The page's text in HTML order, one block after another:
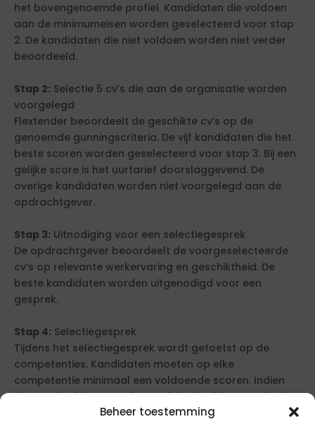
Beheer toestemming
het bovengenoemde profiel. Kandidaten die voldoen
aan de minimumeisen worden geselecteerd voor stap
2. De kandidaten die niet voldoen worden niet verder
beoordeeld.
Stap 2: Selectie 5 cv’s die aan de organisatie worden
voorgelegd
Flextender beoordeelt de geschikte cv’s op de
genoemde gunningscriteria. De vijf kandidaten die het
beste scoren worden geselecteerd voor stap 3. Bij een
gelijke score is het uurtarief doorslaggevend. De
overige kandidaten worden niet voorgelegd aan de
opdrachtgever.
Stap 3: Uitnodiging voor een selectiegesprek
De opdrachtgever beoordeelt de voorgeselecteerde
cv’s op relevante werkervaring en geschiktheid. De
beste kandidaten worden uitgenodigd voor een
gesprek.
Stap 4: Selectiegesprek
Tijdens het selectiegesprek wordt getoetst op de
competenties. Kandidaten moeten op elke
competentie minimaal een voldoende scoren. Indien
niemand voldoet, wordt stap 3 herhaald. De opdracht
wordt gegund aan de best passende kandidaat.